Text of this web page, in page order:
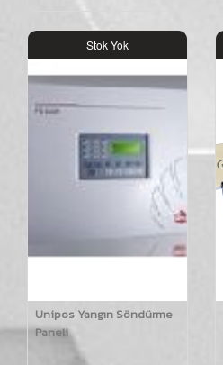
Stok Yok
Unipos Yangın Söndürme
Paneli